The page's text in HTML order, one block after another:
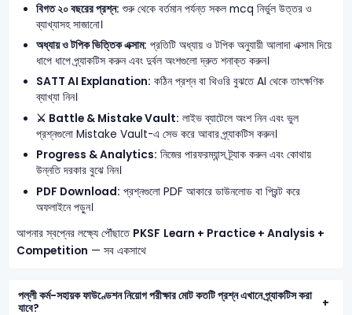
বিগত ২০ বছরের প্রশ্ন: শুরু থেকে বর্তমান পর্যন্ত সকল mcq নির্ভুল উত্তর ও
ব্যাখ্যাসহ সাজানো।
অধ্যায় ও টপিক ভিত্তিক এক্সাম: প্রতিটি অধ্যায় ও টপিক অনুযায়ী আলাদা এক্সাম দিয়ে
ধাপে ধাপে প্র্যাকটিস করুন এবং দুর্বল অংশগুলো দ্রুত শনাক্ত করুন।
SATT AI Explanation: কঠিন প্রশ্ন বা থিওরি বুঝতে AI থেকে তাৎক্ষণিক
ব্যাখ্যা নিন।
⚔️ Battle & Mistake Vault: লাইভ ব্যাটেলে অংশ নিন এবং ভুল
প্রশ্নগুলো Mistake Vault-এ সেভ করে আবার প্র্যাকটিস করুন।
Progress & Analytics: নিজের পারফরম্যান্স ট্র্যাক করুন এবং কোথায়
উন্নতি দরকার বুঝে নিন।
PDF Download: প্রশ্নগুলো PDF আকারে ডাউনলোড বা প্রিন্ট করে
অফলাইনে পড়ুন।
আপনার স্বপ্নের লক্ষ্যে পৌঁছাতে PKSF Learn + Practice + Analysis +
Competition — সব একসাথে
পল্লী কর্ম-সহায়ক ফাউণ্ডেশন নিয়োগ পরীক্ষার মোট কতটি প্রশ্ন এখানে প্র্যাকটিস করা
যাবে?